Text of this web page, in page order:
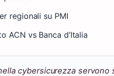
regionali su PMI
ACN vs Banca d’Italia
cybersicurezza servono